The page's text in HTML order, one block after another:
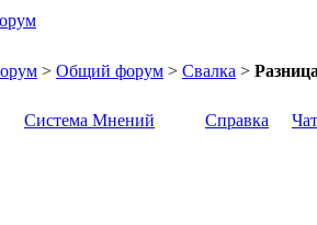
> Общий форум > Свалка >
Система Мнений Справка Чат